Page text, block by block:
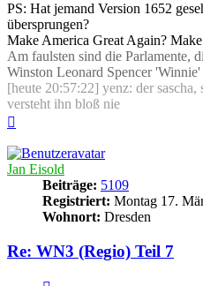
PS: Hat jemand Version 1652
übersprungen?
Make America Great Again?
Am faulsten sind die Parlamente,
Winston Leonard Spencer
[heute 20:57:22] yenz: der
versteht ihn bloß nie
Jan Eisold
Beiträge: 5109
Registriert: Montag 17.
Wohnort: Dresden
Re: WN3 (Regio) Teil 7